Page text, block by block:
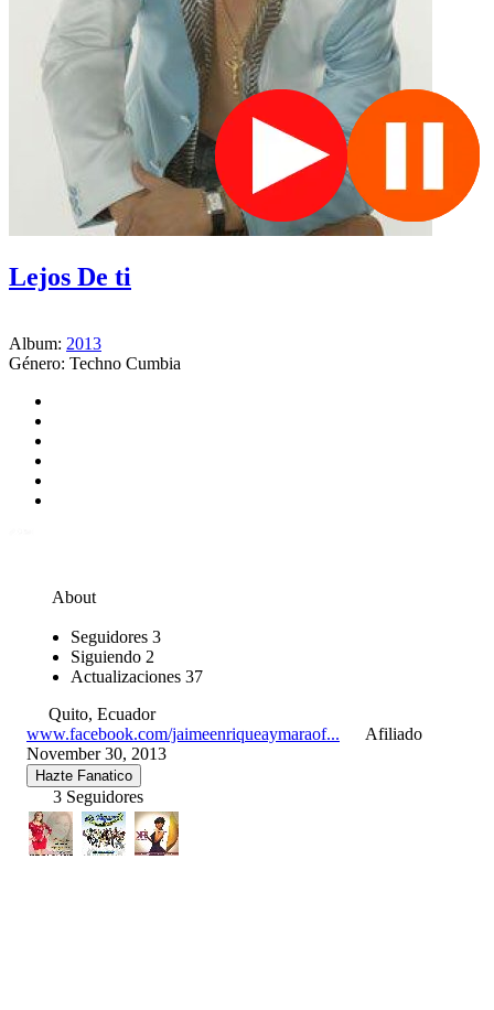
Lejos De ti
Album: 2013
Género: Techno Cumbia
About
Seguidores 3
Siguiendo 2
Actualizaciones 37
Quito, Ecuador
www.facebook.com/jaimeenriqueaymaraof...
Afiliado
November 30, 2013
Hazte Fanatico
3 Seguidores